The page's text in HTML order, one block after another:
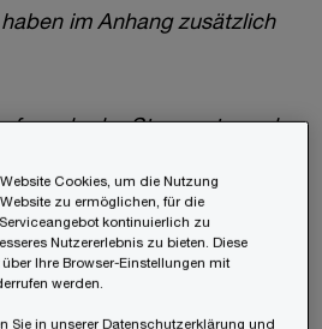
im Anhang zusätzlich
oder Steuerertrag, der
Steuergesetzen nach §
3 Z 4 für das Geschäftsjahr
Erläuterung etwaiger
Cookies, um die Nutzung
zu ermöglichen, für die
kontinuierlich zu
Nutzererlebnis zu bieten. Diese
Ihre Browser-Einstellungen mit
werden.
Sie in unserer Datenschutzerklärung und